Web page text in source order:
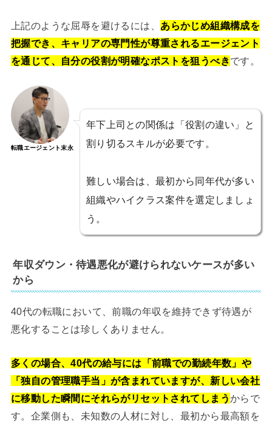
上記のような屈辱を避けるには、 あらかじめ組織構成を
把握でき、キャリアの専門性が尊重されるエージェント
を通じて、自分の役割が明確なポストを狙うべきです。
転職エージェント末永
年下上司との関係は「役割の違い」と
割り切るスキルが必要です。
難しい場合は、最初から同年代が多い
組織やハイクラス案件を選定しましょ
う。
年収ダウン・待遇悪化が避けられないケースが多い
から
40代の転職において、前職の年収を維持できず待遇が
悪化することは珍しくありません。
多くの場合、40代の給与には「前職での勤続年数」や
「独自の管理職手当」が含まれていますが、新しい会社
に移動した瞬間にそれらがリセットされてしまうからで
す。企業側も、未知数の人材に対し、最初から最高額を